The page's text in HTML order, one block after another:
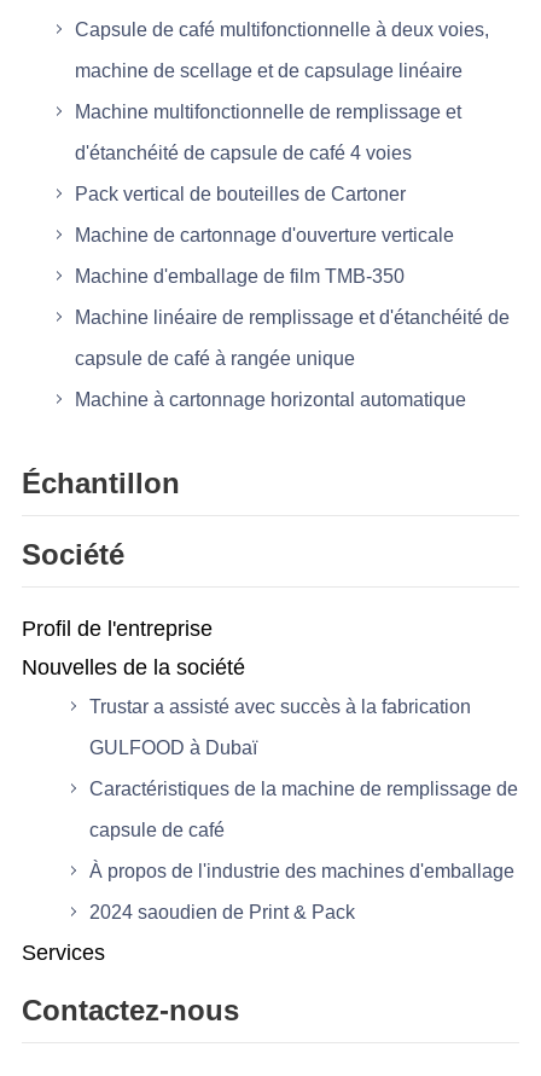
Capsule de café multifonctionnelle à deux voies,
machine de scellage et de capsulage linéaire
Machine multifonctionnelle de remplissage et
d'étanchéité de capsule de café 4 voies
Pack vertical de bouteilles de Cartoner
Machine de cartonnage d'ouverture verticale
Machine d'emballage de film TMB-350
Machine linéaire de remplissage et d'étanchéité de
capsule de café à rangée unique
Machine à cartonnage horizontal automatique
Échantillon
Société
Profil de l'entreprise
Nouvelles de la société
Trustar a assisté avec succès à la fabrication
GULFOOD à Dubaï
Caractéristiques de la machine de remplissage de
capsule de café
À propos de l'industrie des machines d'emballage
2024 saoudien de Print & Pack
Services
Contactez-nous